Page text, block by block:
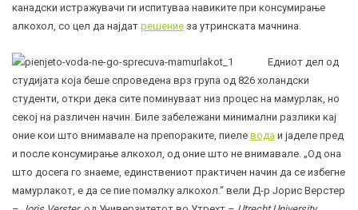
канадски истражувачи ги испитуваа навиките при консумирање
алкохол, со цел да најдат решение за утринската мачнина.
Едниот дел од
студијата која беше спроведена врз група од 826 холандски
студенти, откри дека сите поминуваат низ процес на мамурлак, но
секој на различен начин. Биле забележани минимални разлики кај
оние кои што внимавале на препораките, пиеле вода и јаделе пред
и после консумирање алкохол, од оние што не внимавале. „Од она
што досега го знаеме, единствениот практичен начин да се избегне
мамурлакот, е да се пие помалку алкохол.“ вели Д-р Јорис Верстер